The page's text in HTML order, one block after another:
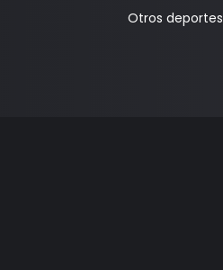
Otros deportes